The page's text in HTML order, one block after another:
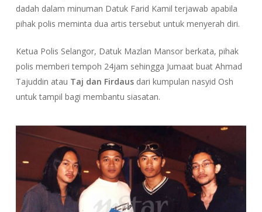
dadah dalam minuman Datuk Farid Kamil terjawab apabila
pihak polis meminta dua artis tersebut untuk menyerah diri.
Ketua Polis Selangor, Datuk Mazlan Mansor berkata, pihak
polis memberi tempoh 24jam sehingga Jumaat buat Ahmad
Tajuddin atau Taj dan Firdausdari kumpulan nasyid Osh
untuk tampil bagi membantu siasatan.